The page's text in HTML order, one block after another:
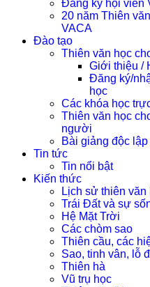
Đăng ký hội viên
20 năm Thiên
VACA
Đào tạo
Thiên văn học
Giới thiệu /
Đăng ký/
học
Các khóa học
Thiên văn học
người
Bài giảng độc lập
Tin tức
Tin nổi bật
Kiến thức
Lịch sử thiên văn
Trái Đất và sự
Hệ Mặt Trời
Các chòm sao
Thiên cầu, các
Sao, tinh vân, lỗ
Thiên hà
Vũ trụ học